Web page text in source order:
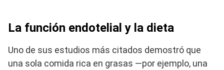
La función endotelial y la dieta
Uno de sus estudios más citados demostró que
una sola comida rica en grasas —por ejemplo, una